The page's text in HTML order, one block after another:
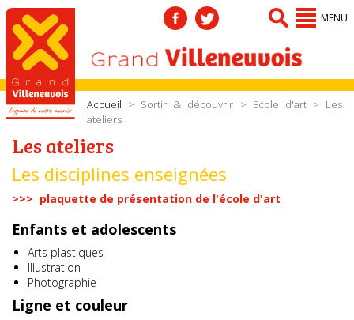
MENU
Accueil > Sortir & découvrir > Ecole d'art> Les
ateliers
Les ateliers
Les disciplines enseignées
>>> plaquette de présentation de l'école d'art
Enfants et adolescents
Arts plastiques
Illustration
Photographie
Ligne et couleur